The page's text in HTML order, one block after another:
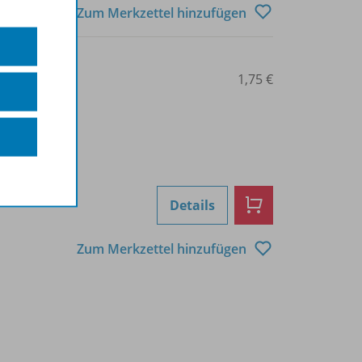
Zum Merkzettel hinzufügen
1,75 €
Details
Zum Merkzettel hinzufügen